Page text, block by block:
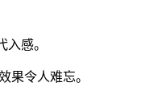
感。
果令人难忘。